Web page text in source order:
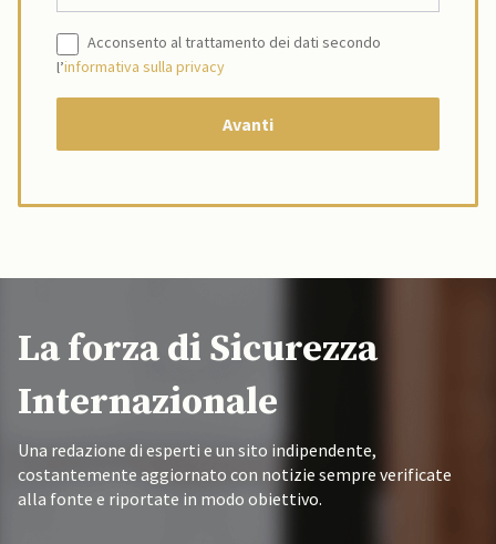
Acconsento al trattamento dei dati secondo
l’informativa sulla privacy
La forza di Sicurezza
Internazionale
Una redazione di esperti e un sito indipendente,
costantemente aggiornato con notizie sempre verificate
alla fonte e riportate in modo obiettivo.